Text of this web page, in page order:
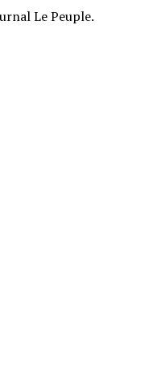
Le Peuple.